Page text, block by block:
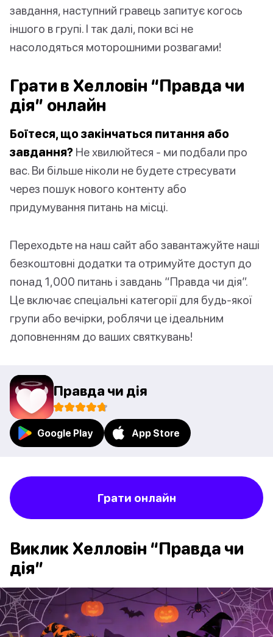
завдання, наступний гравець запитує когось
іншого в групі. І так далі, поки всі не
насолодяться моторошними розвагами!
Грати в Хелловін “Правда чи
дія” онлайн
Боїтеся, що закінчаться питання або
завдання? Не хвилюйтеся - ми подбали про
вас. Ви більше ніколи не будете стресувати
через пошук нового контенту або
придумування питань на місці.
Переходьте на наш сайт або завантажуйте наші
безкоштовні додатки та отримуйте доступ до
понад 1,000 питань і завдань “Правда чи дія”.
Це включає спеціальні категорії для будь-якої
групи або вечірки, роблячи це ідеальним
доповненням до ваших святкувань!
Правда чи дія
Google Play App Store
Грати онлайн
Виклик Хелловін “Правда чи
дія”